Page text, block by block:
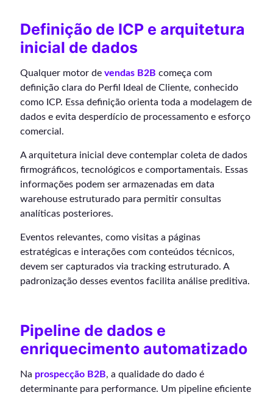
Definição de ICP e arquitetura
inicial de dados
Qualquer motor de vendas B2B começa com
definição clara do Perfil Ideal de Cliente, conhecido
como ICP. Essa definição orienta toda a modelagem de
dados e evita desperdício de processamento e esforço
comercial.
A arquitetura inicial deve contemplar coleta de dados
firmográficos, tecnológicos e comportamentais. Essas
informações podem ser armazenadas em data
warehouse estruturado para permitir consultas
analíticas posteriores.
Eventos relevantes, como visitas a páginas
estratégicas e interações com conteúdos técnicos,
devem ser capturados via tracking estruturado. A
padronização desses eventos facilita análise preditiva.
Pipeline de dados e
enriquecimento automatizado
Na prospecção B2B, a qualidade do dado é
determinante para performance. Um pipeline eficiente